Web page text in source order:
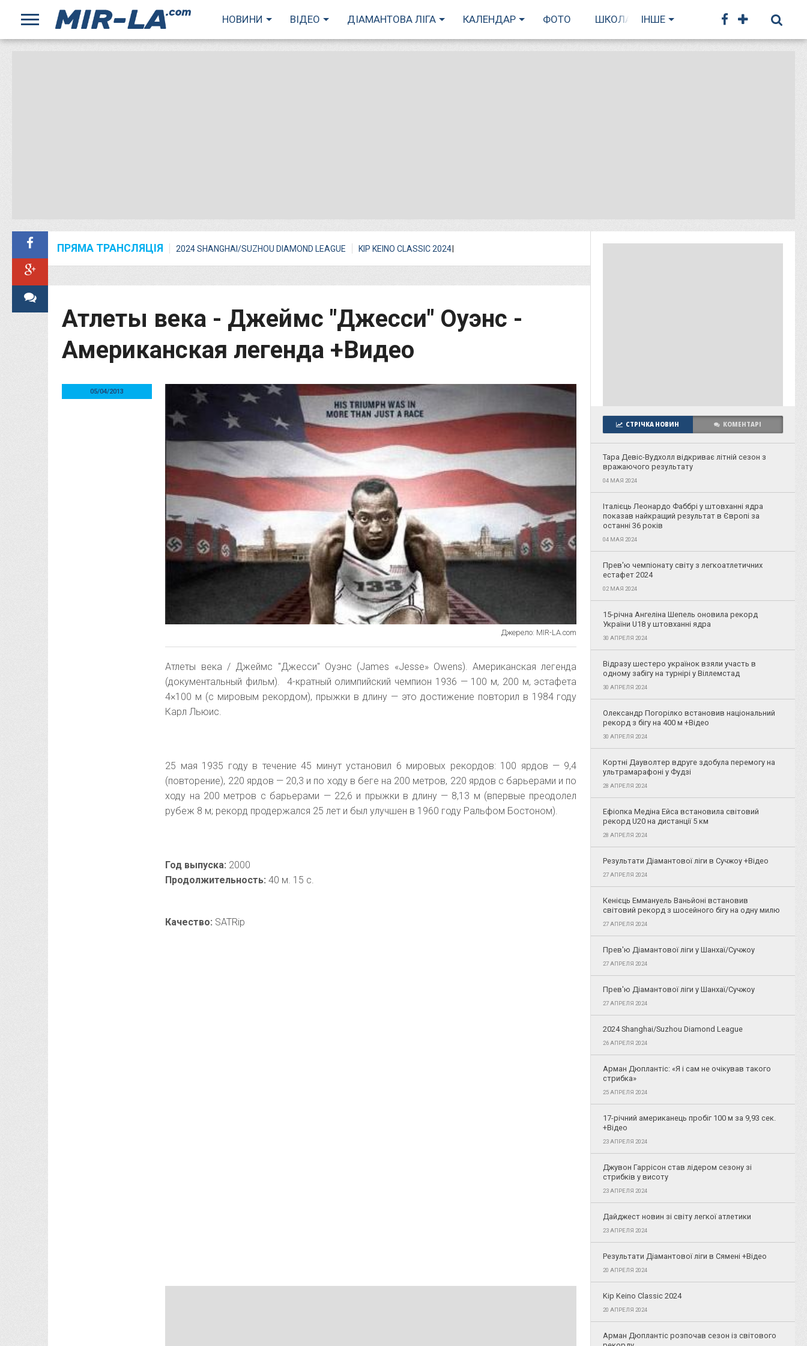
НОВИНИ ВІДЕО ДІАМАНТОВА ЛІГА КАЛЕНДАР ФОТО ШКОЛА БІГУ
ІНШЕ
ПРЯМА ТРАНСЛЯЦІЯ 2024 SHANGHAI/SUZHOU DIAMOND LEAGUE I
KIP KEINO CLASSIC 2024
Атлеты века - Джеймс "Джесси" Оуэнс -
Американская легенда +Видео
Джерело: MIR-LA.com
Атлеты века / Джеймс "Джесси" Оуэнс (James «Jesse» Owens). Американская легенда
(документальный фильм).
4-кратный олимпийский чемпион 1936 — 100 м, 200 м, эстафета
4×100 м (с мировым рекордом), прыжки в длину — это достижение повторил в 1984 году
Карл Льюис.
25 мая 1935 году в течение 45 минут установил 6 мировых рекордов: 100 ярдов — 9,4
(повторение), 220 ярдов — 20,3 и по ходу в беге на 200 метров, 220 ярдов с барьерами и по
ходу на 200 метров с барьерами — 22,6 и прыжки в длину — 8,13 м (впервые преодолел
рубеж 8 м; рекорд продержался 25 лет и был улучшен в 1960 году Ральфом Бостоном).
Год выпуска: 2000
Продолжительность: 40 м. 15 с.
Качество: SATRip
05/04/2013
СТРІЧКА НОВИН КОМЕНТАРІ
Тара Девіс-Вудхолл відкриває літній сезон з
вражаючого результату
04 МАЯ 2024
Італієць Леонардо Фаббрі у штовханні ядра
показав найкращий результат в Європі за
останні 36 років
04 МАЯ 2024
Прев'ю чемпіонату світу з легкоатлетичних
естафет 2024
02 МАЯ 2024
15-річна Ангеліна Шепель оновила рекорд
України U18 у штовханні ядра
30 АПРЕЛЯ 2024
Відразу шестеро українок взяли участь в
одному забігу на турнірі у Віллемстад
30 АПРЕЛЯ 2024
Олександр Погорілко встановив національний
рекорд з бігу на 400 м +Відео
30 АПРЕЛЯ 2024
Кортні Дауволтер вдруге здобула перемогу на
ультрамарафоні у Фудзі
28 АПРЕЛЯ 2024
Ефіопка Медіна Ейса встановила світовий
рекорд U20 на дистанції 5 км
28 АПРЕЛЯ 2024
Результати Діамантової ліги в Сучжоу +Відео
27 АПРЕЛЯ 2024
Кенієць Еммануель Ваньйоні встановив
світовий рекорд з шосейного бігу на одну милю
27 АПРЕЛЯ 2024
Прев'ю Діамантової ліги у Шанхаї/Сучжоу
27 АПРЕЛЯ 2024
Прев'ю Діамантової ліги у Шанхаї/Сучжоу
27 АПРЕЛЯ 2024
2024 Shanghai/Suzhou Diamond League
26 АПРЕЛЯ 2024
Арман Дюплантіс: «Я і сам не очікував такого
стрибка»
25 АПРЕЛЯ 2024
17-річний американець пробіг 100 м за 9,93 сек.
+Відео
23 АПРЕЛЯ 2024
Джувон Гаррісон став лідером сезону зі
стрибків у висоту
23 АПРЕЛЯ 2024
Дайджест новин зі світу легкої атлетики
23 АПРЕЛЯ 2024
Результати Діамантової ліги в Сямені +Відео
20 АПРЕЛЯ 2024
Kip Keino Classic 2024
20 АПРЕЛЯ 2024
Арман Дюплантіс розпочав сезон із світового